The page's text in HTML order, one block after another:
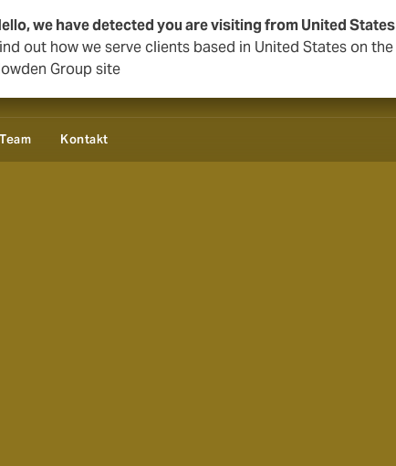
we have detected you are visiting from United States
out how we serve clients based in United States on the
Group site
Kontakt